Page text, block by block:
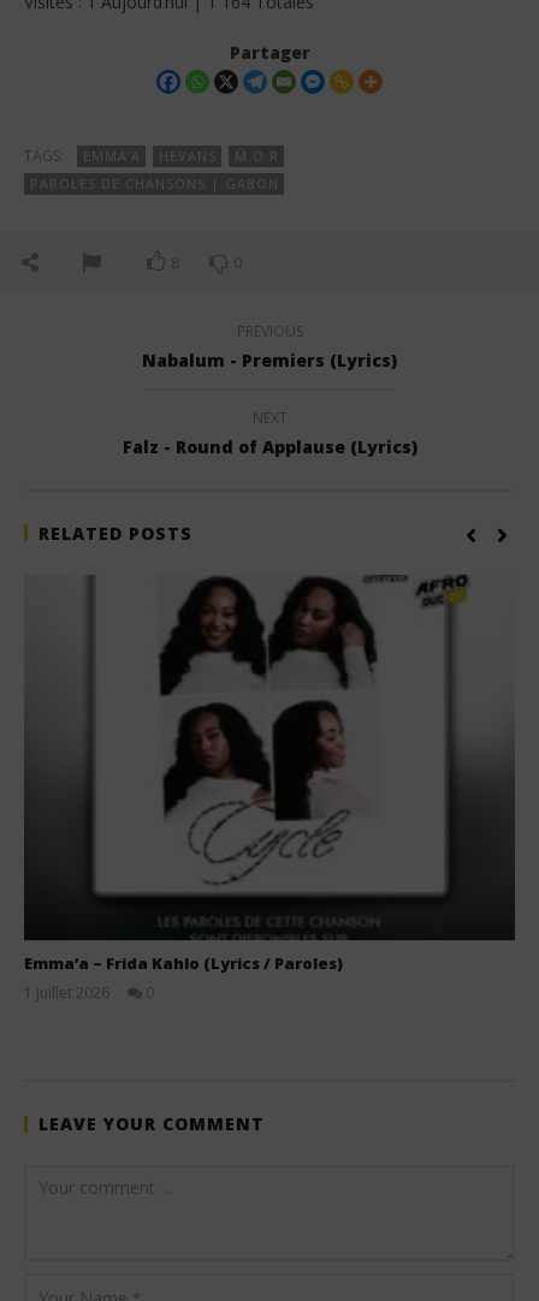
Partager
TAGS: EMMA'A HEVANS
M.O.R
PAROLES DE CHANSONS | GABON
8 0
PREVIOUS
Nabalum - Premiers (Lyrics)
NEXT
Falz - Round of Applause (Lyrics)
RELATED POSTS
Emma’a – Frida Kahlo (Lyrics / Paroles)
1 juillet 2026
0
LEAVE YOUR COMMENT